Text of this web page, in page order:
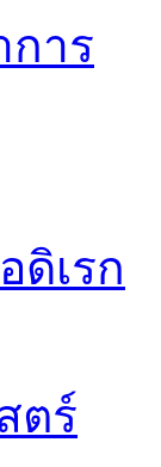
ดิเรก
ตร์